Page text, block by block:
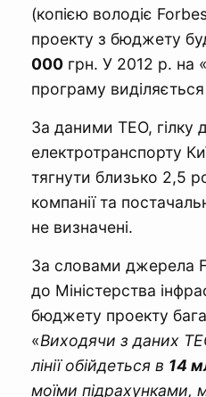
(копією володіє
проекту з бюджету
000 грн. У 2012 р. на
програму виділяється
За даними ТЕО, гілку
електротранспорту
тягнути близько 2,5
компанії та
не визначені.
За словами джерела
до Міністерства
бюджету проекту
«Виходячи з даних
лінії обійдеться в 14
моїми підрахунками,